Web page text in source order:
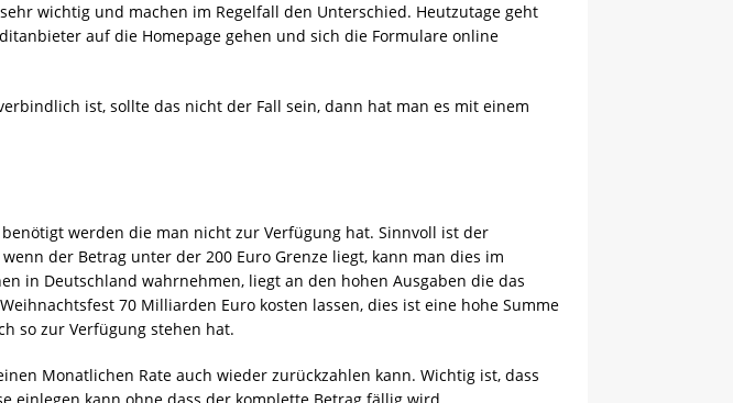
wichtig und machen im Regelfall den Unterschied. Heutzutage geht
auf die Homepage gehen und sich die Formulare online
ist, sollte das nicht der Fall sein, dann hat man es mit einem
werden die man nicht zur Verfügung hat. Sinnvoll ist der
der Betrag unter der 200 Euro Grenze liegt, kann man dies im
in Deutschland wahrnehmen, liegt an den hohen Ausgaben die das
70 Milliarden Euro kosten lassen, dies ist eine hohe Summe
so zur Verfügung stehen hat.
Monatlichen Rate auch wieder zurückzahlen kann. Wichtig ist, dass